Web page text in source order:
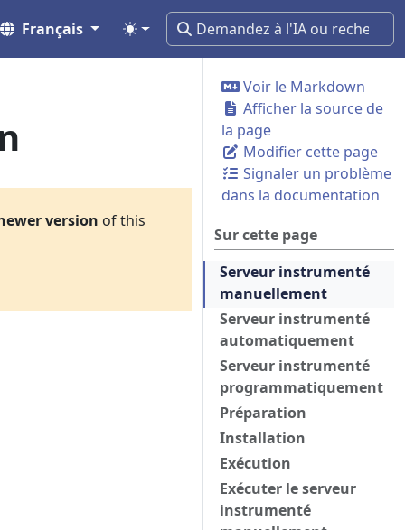
Français
Voir le Markdown
Afficher la source de
la page
Modifier cette page
Signaler un problème
dans la documentation
Sur cette page
Serveur instrumenté
manuellement
Serveur instrumenté
automatiquement
Serveur instrumenté
programmatiquement
Préparation
Installation
Exécution
Exécuter le serveur
instrumenté
version of this